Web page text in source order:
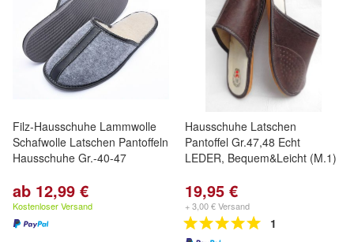
Filz-Hausschuhe Lammwolle
Schafwolle Latschen Pantoffeln
Hausschuhe Gr.-40-47
ab 12,99 €
Kostenloser Versand
Hausschuhe Latschen
Pantoffel Gr.47,48 Echt
LEDER, Bequem&Leicht (M.1)
19,95 €
+ 3,00 € Versand
1